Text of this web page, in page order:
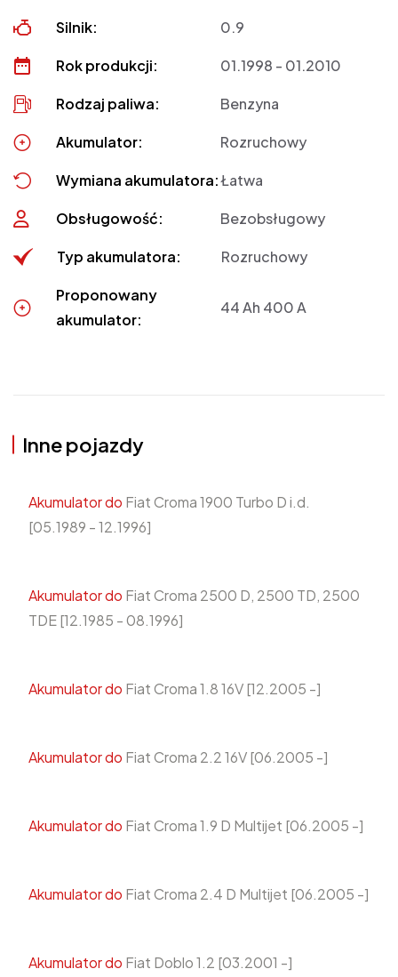
Silnik: 0.9
Rok produkcji: 01.1998 - 01.2010
Rodzaj paliwa: Benzyna
Akumulator: Rozruchowy
Wymiana akumulatora:Łatwa
Obsługowość: Bezobsługowy
Typ akumulatora: Rozruchowy
Proponowany
akumulator:
44 Ah 400 A
Inne pojazdy
Akumulator do Fiat Croma 1900 Turbo D i.d.
[05.1989 - 12.1996]
Akumulator do Fiat Croma 2500 D, 2500 TD, 2500
TDE [12.1985 - 08.1996]
Akumulator do Fiat Croma 1.8 16V [12.2005 -]
Akumulator do Fiat Croma 2.2 16V [06.2005 -]
Akumulator do Fiat Croma 1.9 D Multijet [06.2005 -]
Akumulator do Fiat Croma 2.4 D Multijet [06.2005 -]
Akumulator do Fiat Doblo 1.2 [03.2001 -]